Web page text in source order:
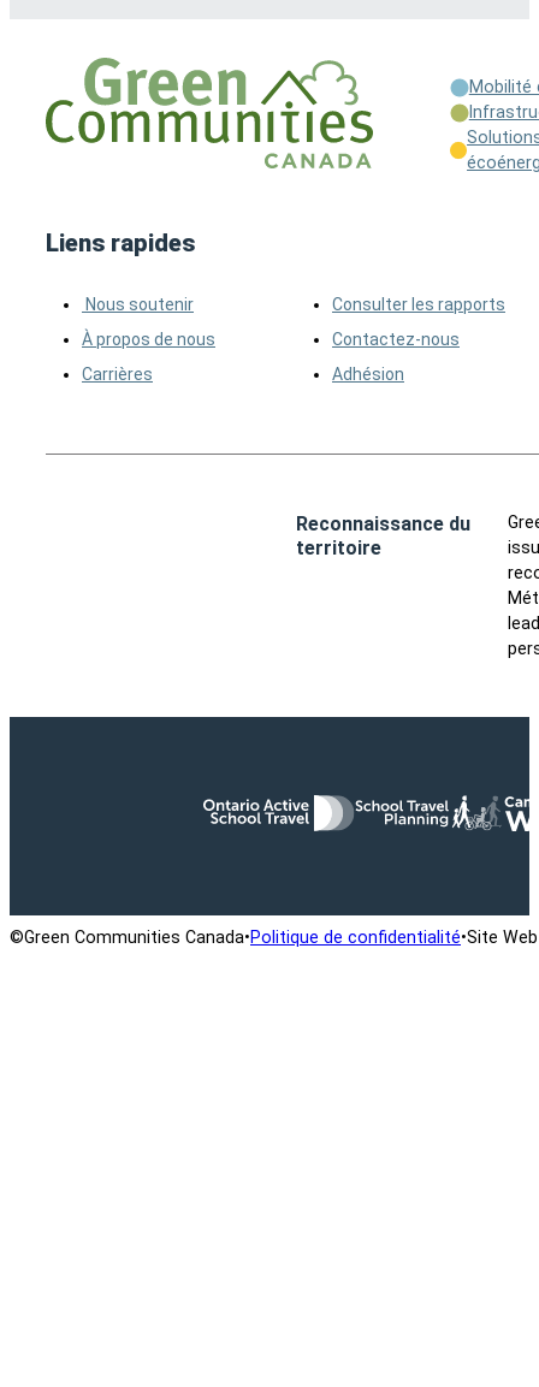
Mobilité
Liens rapides
Nous soutenir
À propos de nous
Carrières
Consulter les rapports
Contactez-nous
Adhésion
Reconnaissance du
territoire
©Green Communities Canada•Politique de confidentialité•Site